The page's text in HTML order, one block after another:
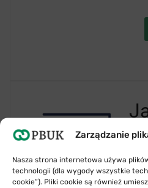
Zarządzanie
Nasza strona internetowa używa
technologii (dla wygody wszystkie
cookie”). Pliki cookie są również